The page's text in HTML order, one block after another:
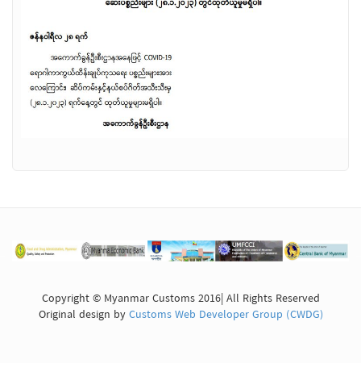
Copyright © Myanmar Customs 2016| All Rights Reserved
Original design byCustoms Web Developer Group (CWDG)